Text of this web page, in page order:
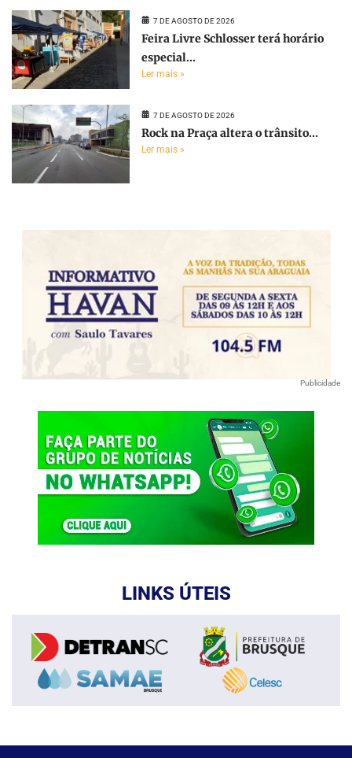
7 DE AGOSTO DE 2026
Feira Livre Schlosser terá horário
especial...
Ler mais »
7 DE AGOSTO DE 2026
Rock na Praça altera o trânsito...
Ler mais »
Publicidade
LINKS ÚTEIS